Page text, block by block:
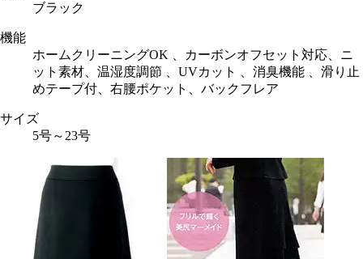
ブラック
機能
ホームクリーニングOK 、カーボンオフセット対応、ニ
ット素材、温湿度調節 、UVカット 、消臭機能 、滑り止
めテープ付、右腰ポケット、バックフレア
サイズ
5号～23号